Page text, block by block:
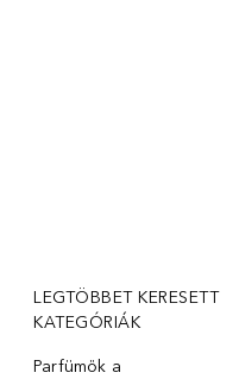
LEGTÖBBET KERESETT
KATEGÓRIÁK
Parfümök ️a